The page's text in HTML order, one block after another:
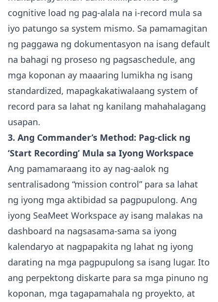
cognitive load ng pag-alala na i-record mula sa
iyo patungo sa system mismo. Sa pamamagitan
ng paggawa ng dokumentasyon na isang default
na bahagi ng proseso ng pagsaschedule, ang
mga koponan ay maaaring lumikha ng isang
standardized, mapagkakatiwalaang system of
record para sa lahat ng kanilang mahahalagang
usapan.
3. Ang Commander’s Method: Pag-click ng
‘Start Recording’ Mula sa Iyong Workspace
Ang pamamaraang ito ay nag-aalok ng
sentralisadong “mission control” para sa lahat
ng iyong mga aktibidad sa pagpupulong. Ang
iyong SeaMeet Workspace ay isang malakas na
dashboard na nagsasama-sama sa iyong
kalendaryo at nagpapakita ng lahat ng iyong
darating na mga pagpupulong sa isang lugar. Ito
ang perpektong diskarte para sa mga pinuno ng
koponan, mga tagapamahala ng proyekto, at